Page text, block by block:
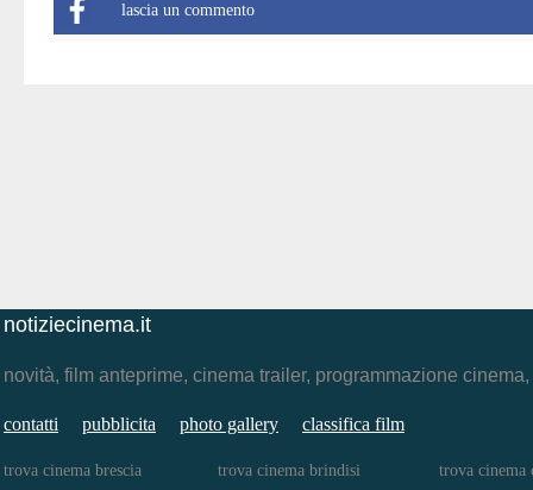
lascia un commento
notiziecinema.it
novità, film anteprime, cinema trailer, programmazione
contatti pubblicita photo gallery classifica film
trova cinema brescia trova cinema brindisi trova cinema